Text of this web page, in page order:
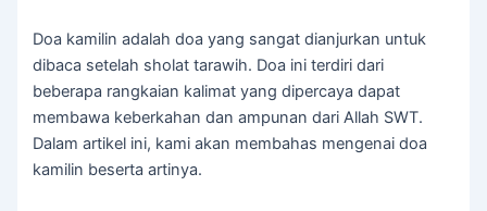
Doa kamilin adalah doa yang sangat dianjurkan untuk
dibaca setelah sholat tarawih. Doa ini terdiri dari
beberapa rangkaian kalimat yang dipercaya dapat
membawa keberkahan dan ampunan dari Allah SWT.
Dalam artikel ini, kami akan membahas mengenai doa
kamilin beserta artinya.